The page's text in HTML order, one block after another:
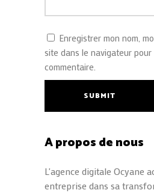
Enregistrer mon nom,
site dans le navigateur pour
commentaire.
SUBMIT
A propos de nous
L'agence digitale Ocyane
entreprise dans sa